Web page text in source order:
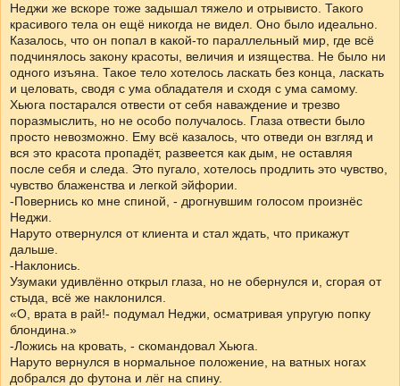
Неджи же вскоре тоже задышал тяжело и отрывисто. Такого
красивого тела он ещё никогда не видел. Оно было идеально.
Казалось, что он попал в какой-то параллельный мир, где всё
подчинялось закону красоты, величия и изящества. Не было ни
одного изъяна. Такое тело хотелось ласкать без конца, ласкать
и целовать, сводя с ума обладателя и сходя с ума самому.
Хьюга постарался отвести от себя наваждение и трезво
поразмыслить, но не особо получалось. Глаза отвести было
просто невозможно. Ему всё казалось, что отведи он взгляд и
вся это красота пропадёт, развеется как дым, не оставляя
после себя и следа. Это пугало, хотелось продлить это чувство,
чувство блаженства и легкой эйфории.
-Повернись ко мне спиной, - дрогнувшим голосом произнёс
Неджи.
Наруто отвернулся от клиента и стал ждать, что прикажут
дальше.
-Наклонись.
Узумаки удивлённо открыл глаза, но не обернулся и, сгорая от
стыда, всё же наклонился.
«О, врата в рай!- подумал Неджи, осматривая упругую попку
блондина.»
-Ложись на кровать, - скомандовал Хьюга.
Наруто вернулся в нормальное положение, на ватных ногах
добрался до футона и лёг на спину.